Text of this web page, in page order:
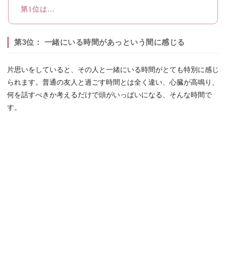
第1位は…
第3位： 一緒にいる時間があっという間に感じる
片思いをしていると、その人と一緒にいる時間がとても特別に感じ
られます。普通の友人と過ごす時間とは全く違い、心臓が高鳴り、
何を話すべきか考えるだけで頭がいっぱいになる、そんな時間で
す。